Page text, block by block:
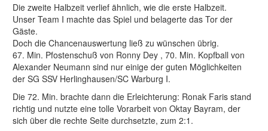
Die zweite Halbzeit verlief ähnlich, wie die erste Halbzeit.
Unser Team I machte das Spiel und belagerte das Tor der
Gäste.
Doch die Chancenauswertung ließ zu wünschen übrig.
67. Min. Pfostenschuß von Ronny Dey , 70. Min. Kopfball von
Alexander Neumann sind nur einige der guten Möglichkeiten
der SG SSV Herlinghausen/SC Warburg I.
Die 72. Min. brachte dann die Erleichterung: Ronak Faris stand
richtig und nutzte eine tolle Vorarbeit von Oktay Bayram, der
sich über die rechte Seite durchsetzte, zum 2:1.